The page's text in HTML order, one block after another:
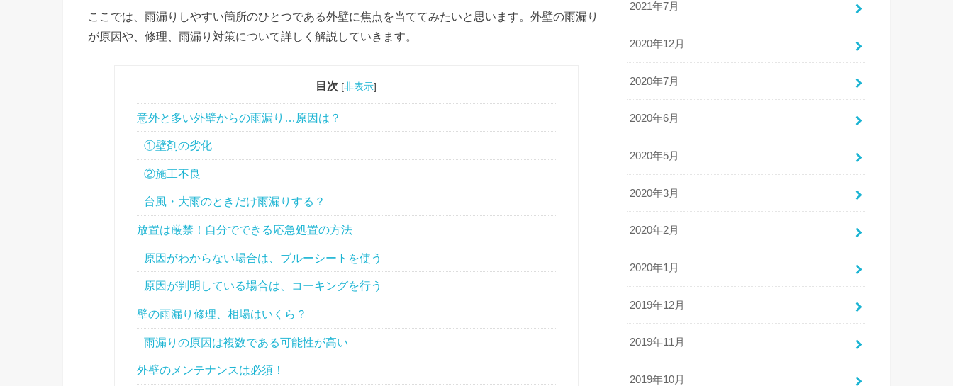
ここでは、雨漏りしやすい箇所のひとつである外壁に焦点を当ててみたいと思います。外壁の雨漏り
が原因や、修理、雨漏り対策について詳しく解説していきます。
目次 [非表示]
意外と多い外壁からの雨漏り…原因は？
①壁剤の劣化
②施工不良
台風・大雨のときだけ雨漏りする？
放置は厳禁！自分でできる応急処置の方法
原因がわからない場合は、ブルーシートを使う
原因が判明している場合は、コーキングを行う
壁の雨漏り修理、相場はいくら？
雨漏りの原因は複数である可能性が高い
外壁のメンテナンスは必須！
2021年7月
2020年12月
2020年7月
2020年6月
2020年5月
2020年3月
2020年2月
2020年1月
2019年12月
2019年11月
2019年10月